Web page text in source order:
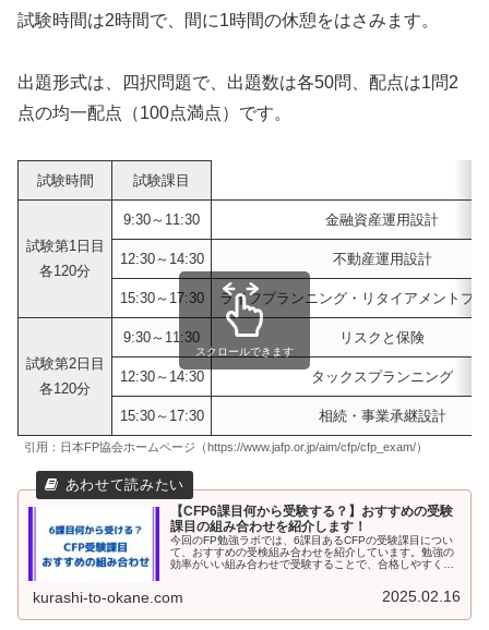
試験時間は2時間で、間に1時間の休憩をはさみます。
出題形式は、四択問題で、出題数は各50問、配点は1問2
点の均一配点（100点満点）です。
試験時間 試験課目
試験第1日目
各120分
9:30～11:30 金融資産運用設計
12:30～14:30 不動産運用設計
15:30～17:30 ライフプランニング・リタイアメントプ
試験第2日目
各120分
9:30～11:30 リスクと保険
12:30～14:30 タックスプランニング
15:30～17:30 相続・事業承継設計
スクロールできます
引用：日本FP協会ホームページ（https://www.jafp.or.jp/aim/cfp/cfp_exam/）
【CFP6課目何から受験する？】おすすめの受験
課目の組み合わせを紹介します！
今回のFP勉強ラボでは、6課目あるCFPの受験課目につい
て、おすすめの受検組み合わせを紹介しています。勉強の
効率がいい組み合わせで受験することで、合格しやすくな
kurashi-to-okane.com 2025.02.16